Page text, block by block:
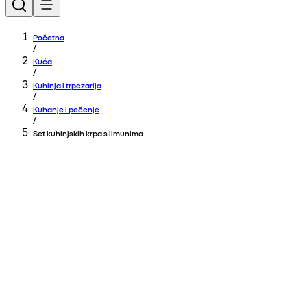
Početna
/
Kuća
/
Kuhinja i trpezarija
/
Kuhanje i pečenje
/
Set kuhinjskih krpa s limunima